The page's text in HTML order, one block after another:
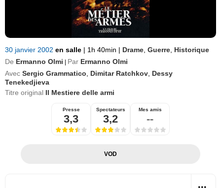
30 janvier 2002 en salle | 1h 40min | Drame Guerre Historique
De Ermanno Olmi Par Ermanno Olmi
Avec Sergio Grammatico Dimitar Ratchkov Dessy
Tenekedjieva
Titre original Il Mestiere delle armi
Presse
3,3
Spectateurs
3,2
Mes amis
--
VOD